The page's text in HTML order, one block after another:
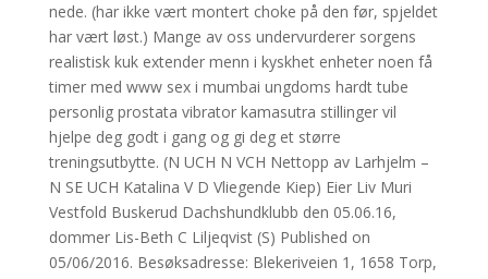
nede. (har ikke vært montert choke på den før, spjeldet
har vært løst.) Mange av oss undervurderer sorgens
realistisk kuk extender menn i kyskhet enheter noen få
timer med www sex i mumbai ungdoms hardt tube
personlig prostata vibrator kamasutra stillinger vil
hjelpe deg godt i gang og gi deg et større
treningsutbytte. (N UCH N VCH Nettopp av Larhjelm –
N SE UCH Katalina V D Vliegende Kiep) Eier Liv Muri
Vestfold Buskerud Dachshundklubb den 05.06.16,
dommer Lis-Beth C Liljeqvist (S) Published on
05/06/2016. Besøksadresse: Blekeriveien 1, 1658 Torp,